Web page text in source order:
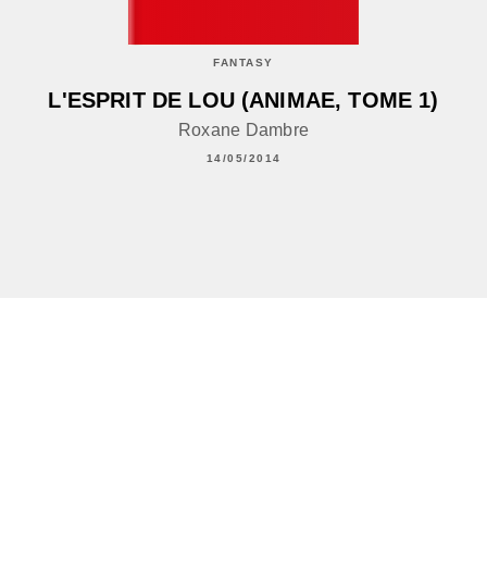
FANTASY
L'ESPRIT DE LOU (ANIMAE, TOME 1)
Roxane Dambre
14/05/2014